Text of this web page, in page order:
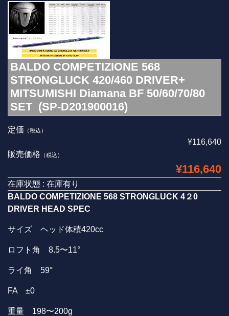
BALDO COMPETIZIONE 568
STRONGLUCK 420/460 DRIVER+
MITSUMISHI Diamana BF 50/60/70/80
SET (SP-D201900016)
定価 （税込）
¥116,640
販売価格 （税込）
¥116,640
在庫状態 : 在庫有り
BALDO COMPETIZIONE 568 STRONGLUCK 4 ２0
DRIVER HEAD SPEC
サイズ ヘッド体積420cc
ロフト角 8.5〜11°
ライ角 59°
FA ±0
重量 198〜200g